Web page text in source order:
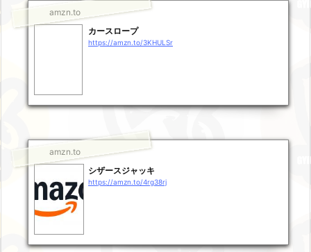
amzn.to
カースロープ
https://amzn.to/3KHULSr
amzn.to
シザースジャッキ
https://amzn.to/4rg38rj